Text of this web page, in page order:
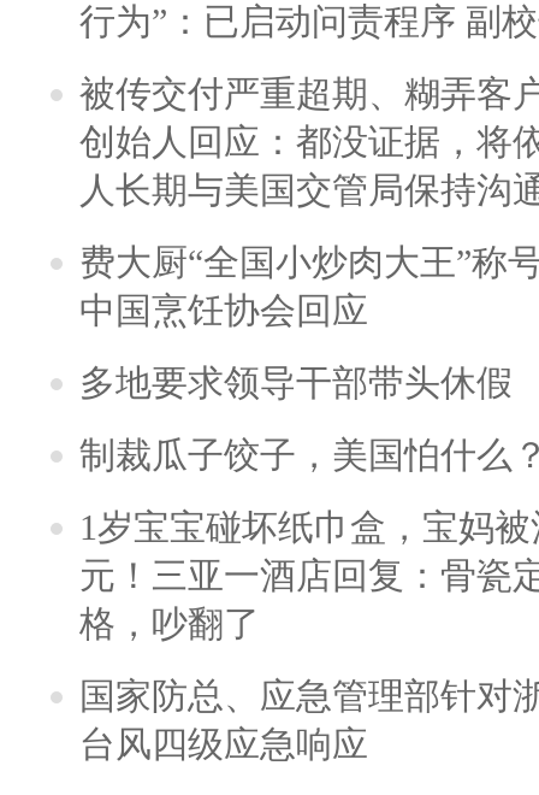
行为”：已启动问责程序 副
被传交付严重超期、糊弄客
创始人回应：都没证据，将
人长期与美国交管局保持沟
费大厨“全国小炒肉大王”称
中国烹饪协会回应
多地要求领导干部带头休假
制裁瓜子饺子，美国怕什么
1岁宝宝碰坏纸巾盒，宝妈
元！三亚一酒店回复：骨瓷
格，吵翻了
国家防总、应急管理部针对
台风四级应急响应